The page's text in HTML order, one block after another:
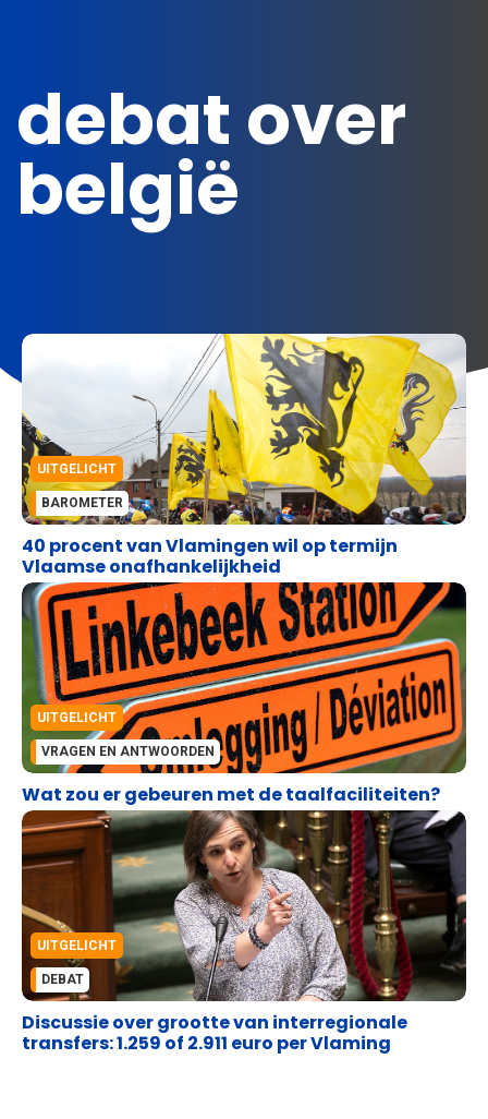
debat over
belgië
UITGELICHT
BAROMETER
40 procent van Vlamingen wil op termijn
Vlaamse onafhankelijkheid
UITGELICHT
VRAGEN EN ANTWOORDEN
Wat zou er gebeuren met de taalfaciliteiten?
UITGELICHT
DEBAT
Discussie over grootte van interregionale
transfers: 1.259 of 2.911 euro per Vlaming